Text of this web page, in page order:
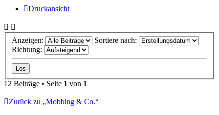
Druckansicht
Anzeigen:
Sortiere nach:
Richtung:
12 Beiträge • Seite 1 von 1
Zurück zu „Mobbing & Co.“